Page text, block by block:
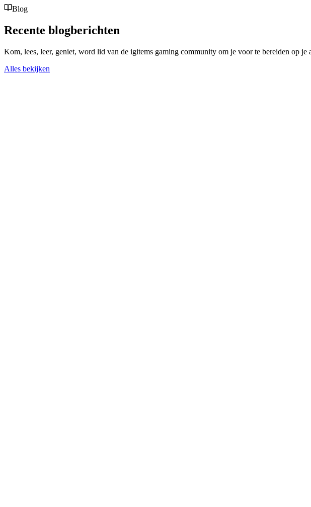
Blog
Recente blogberichten
Kom, lees, leer, geniet, word lid van de igitems gaming community om je voor te bereiden op je
Alles bekijken